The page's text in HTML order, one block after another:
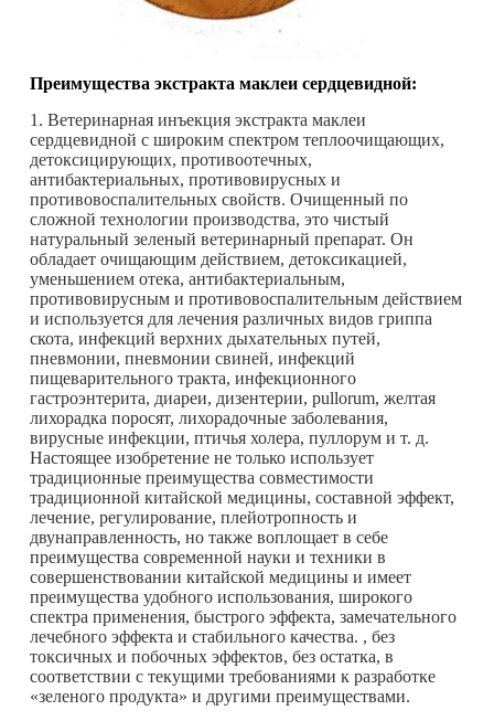
Преимущества экстракта маклеи сердцевидной:
1. Ветеринарная инъекция экстракта маклеи
сердцевидной с широким спектром теплоочищающих,
детоксицирующих, противоотечных,
антибактериальных, противовирусных и
противовоспалительных свойств. Очищенный по
сложной технологии производства, это чистый
натуральный зеленый ветеринарный препарат. Он
обладает очищающим действием, детоксикацией,
уменьшением отека, антибактериальным,
противовирусным и противовоспалительным действием
и используется для лечения различных видов гриппа
скота, инфекций верхних дыхательных путей,
пневмонии, пневмонии свиней, инфекций
пищеварительного тракта, инфекционного
гастроэнтерита, диареи, дизентерии, pullorum, желтая
лихорадка поросят, лихорадочные заболевания,
вирусные инфекции, птичья холера, пуллорум и т. д.
Настоящее изобретение не только использует
традиционные преимущества совместимости
традиционной китайской медицины, составной эффект,
лечение, регулирование, плейотропность и
двунаправленность, но также воплощает в себе
преимущества современной науки и техники в
совершенствовании китайской медицины и имеет
преимущества удобного использования, широкого
спектра применения, быстрого эффекта, замечательного
лечебного эффекта и стабильного качества. , без
токсичных и побочных эффектов, без остатка, в
соответствии с текущими требованиями к разработке
«зеленого продукта» и другими преимуществами.